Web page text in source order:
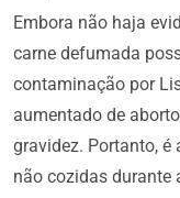
Embora não haja
carne defumada
contaminação por
aumentado de
gravidez. Portanto,
não cozidas durante